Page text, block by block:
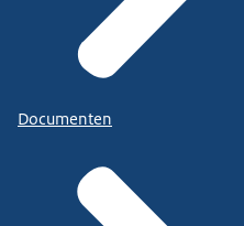
Documenten